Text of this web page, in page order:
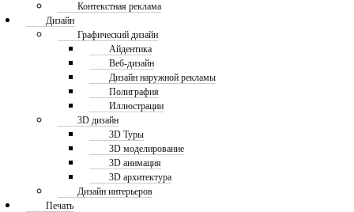
Контекстная реклама
Дизайн
Графический дизайн
Айдентика
Веб-дизайн
Дизайн наружной рекламы
Полиграфия
Иллюстрации
3D дизайн
3D Туры
3D моделирование
3D анимация
3D архитектура
Дизайн интерьеров
Печать